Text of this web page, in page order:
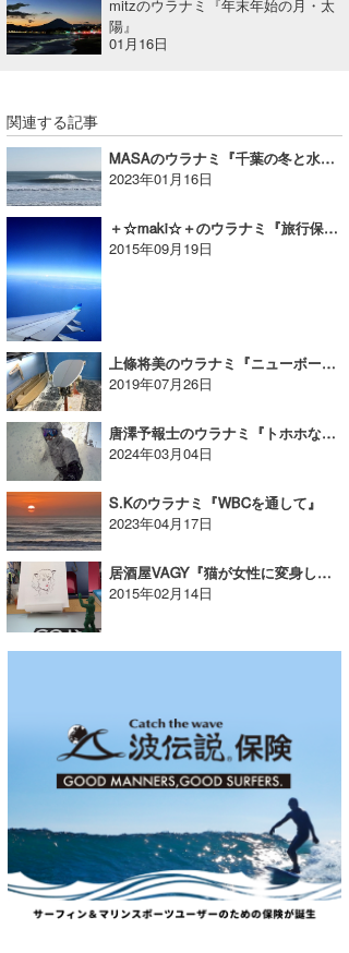
mitzのウラナミ『年末年始の月・太
陽』
01月16日
関連する記事
MASAのウラナミ『千葉の冬と水温。』
2023年01月16日
＋☆maki☆＋のウラナミ『旅行保険は大事!! バリ編。』
2015年09月19日
上條将美のウラナミ『ニューボード ゲット!!』
2019年07月26日
唐澤予報士のウラナミ『トホホな冬……』
2024年03月04日
S.Kのウラナミ『WBCを通して』
2023年04月17日
居酒屋VAGY『猫が女性に変身した件』
2015年02月14日
wanda
banpaku
Mr.K
chappy
Romisea